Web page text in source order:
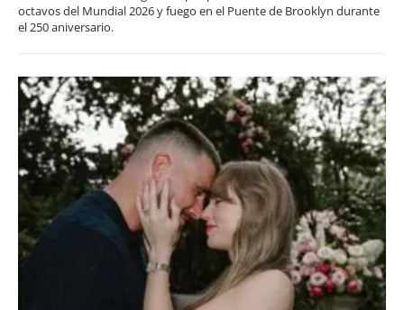
octavos del Mundial 2026 y fuego en el Puente de Brooklyn durante
el 250 aniversario.